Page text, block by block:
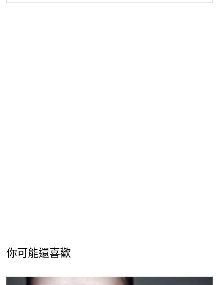
你可能還喜歡